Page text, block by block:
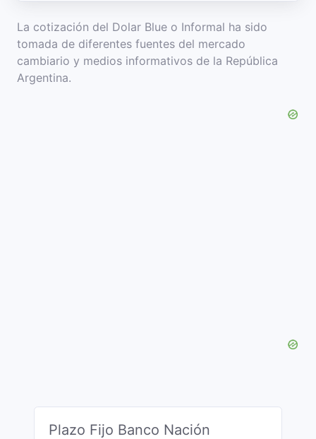
La cotización del Dolar Blue o Informal ha sido
tomada de diferentes fuentes del mercado
cambiario y medios informativos de la República
Argentina.
Plazo Fijo Banco Nación